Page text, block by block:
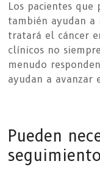
Los pacientes que
también ayudan
tratará el cáncer
clínicos no
menudo
ayudan a avanzar
Pueden